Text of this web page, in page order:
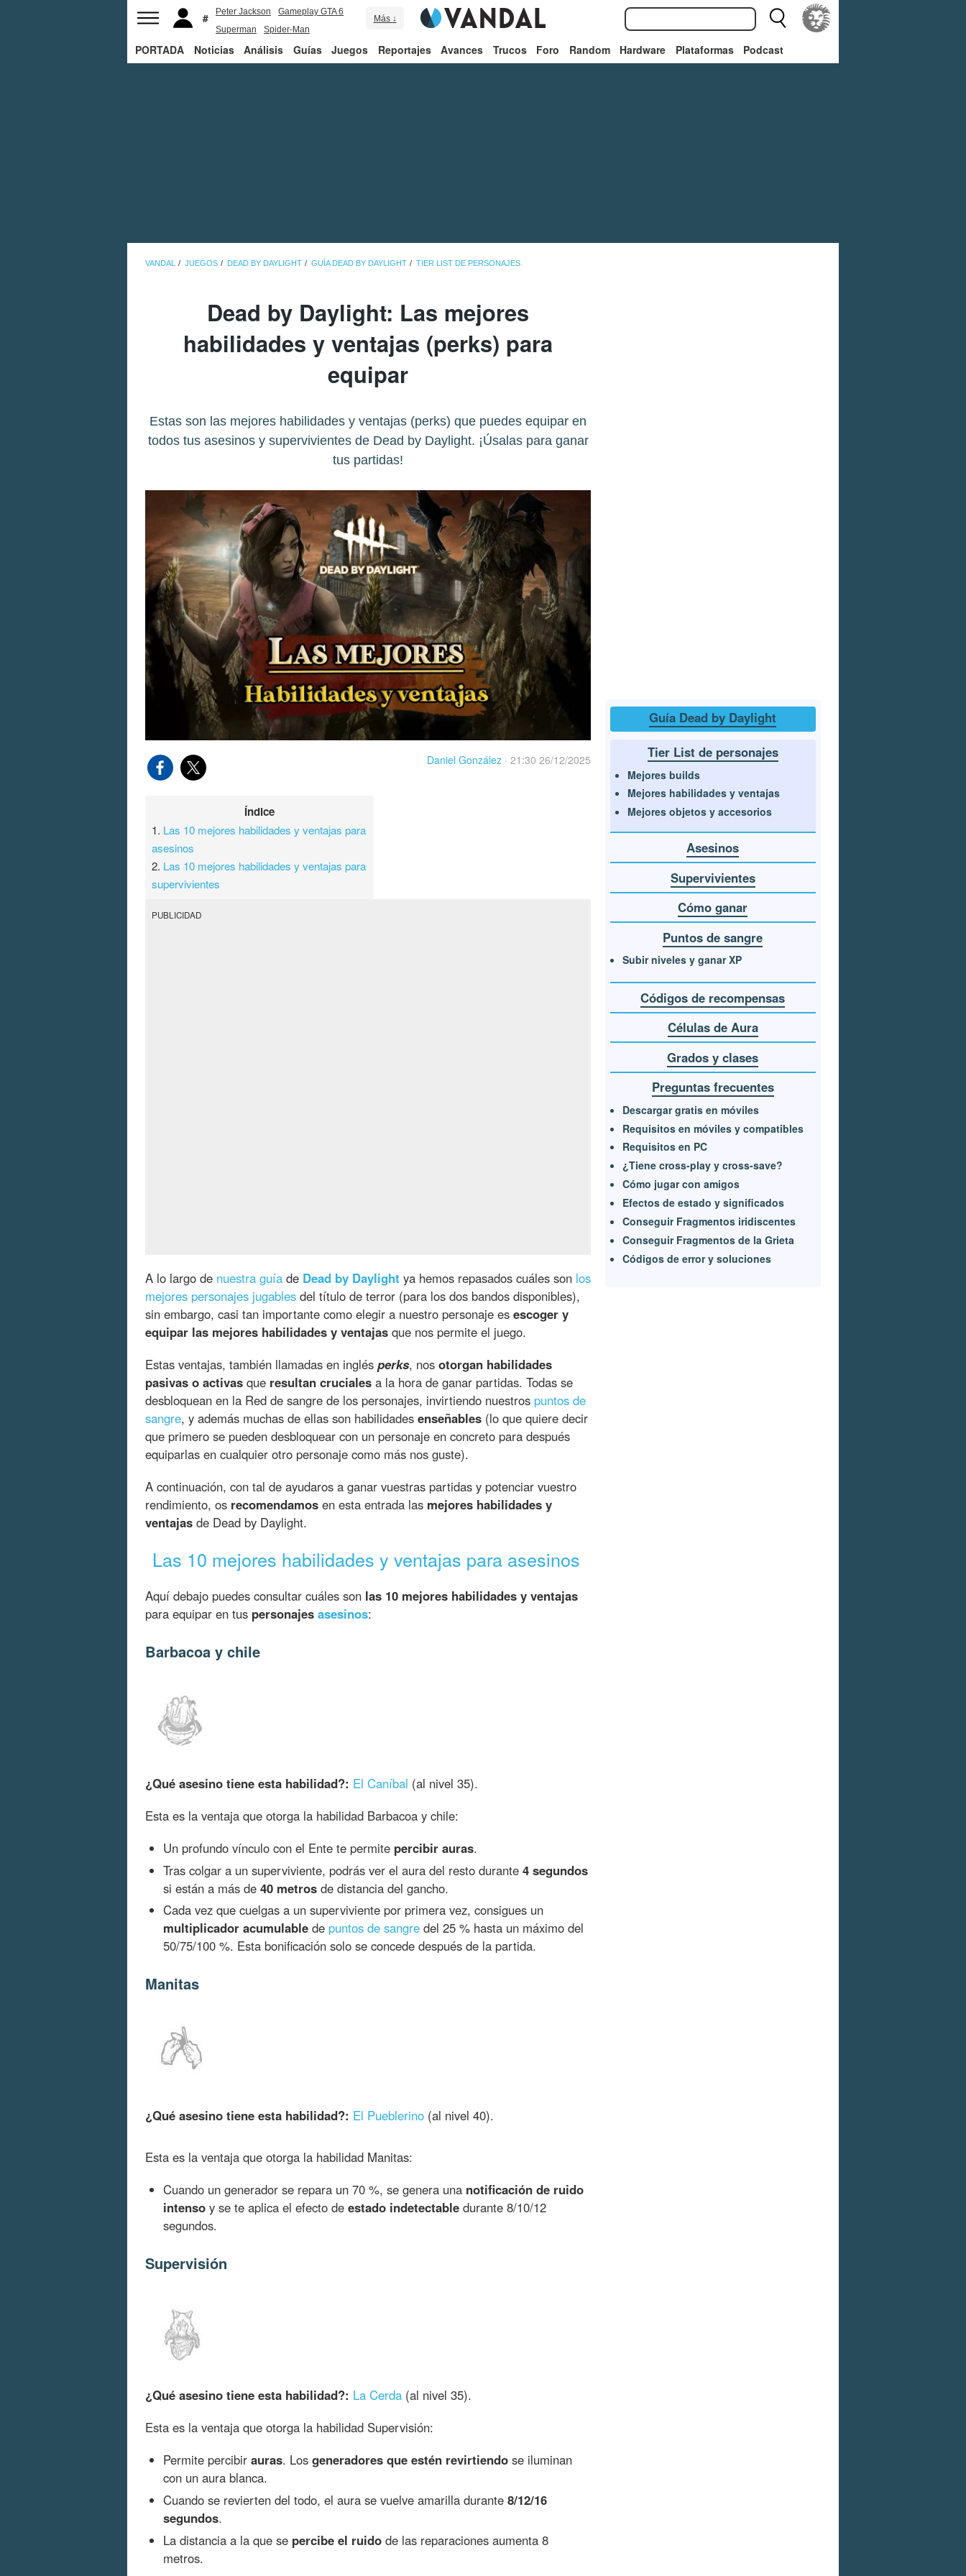
Peter Jackson
Gameplay GTA 6
Superman
Spider-Man
Más ↓
PORTADA Noticias Análisis Guías Juegos Reportajes Avances Trucos Foro Random Hardware Plataformas Podcast
VANDAL JUEGOS DEAD BY DAYLIGHT GUÍA DEAD BY DAYLIGHT TIER LIST DE PERSONAJES
Dead by Daylight: Las mejores
habilidades y ventajas (perks) para
equipar
Estas son las mejores habilidades y ventajas (perks) que puedes equipar en
todos tus asesinos y supervivientes de Dead by Daylight. ¡Úsalas para ganar
tus partidas!
Daniel González · 21:30 26/12/2025
Índice
1. Las 10 mejores habilidades y ventajas para
asesinos
2. Las 10 mejores habilidades y ventajas para
supervivientes
PUBLICIDAD
A lo largo de nuestra guía de Dead by Daylight ya hemos repasados cuáles son los
mejores personajes jugables del título de terror (para los dos bandos disponibles),
sin embargo, casi tan importante como elegir a nuestro personaje es escoger y
equipar las mejores habilidades y ventajas que nos permite el juego.
Estas ventajas, también llamadas en inglés perks, nos otorgan habilidades
pasivas o activas que resultan cruciales a la hora de ganar partidas. Todas se
desbloquean en la Red de sangre de los personajes, invirtiendo nuestros puntos de
sangre, y además muchas de ellas son habilidades enseñables (lo que quiere decir
que primero se pueden desbloquear con un personaje en concreto para después
equiparlas en cualquier otro personaje como más nos guste).
A continuación, con tal de ayudaros a ganar vuestras partidas y potenciar vuestro
rendimiento, os recomendamos en esta entrada las mejores habilidades y
ventajas de Dead by Daylight.
Las 10 mejores habilidades y ventajas para asesinos
Aquí debajo puedes consultar cuáles son las 10 mejores habilidades y ventajas
para equipar en tus personajes asesinos:
Barbacoa y chile
¿Qué asesino tiene esta habilidad?: El Caníbal (al nivel 35).
Esta es la ventaja que otorga la habilidad Barbacoa y chile:
Un profundo vínculo con el Ente te permite percibir auras.
Tras colgar a un superviviente, podrás ver el aura del resto durante 4 segundos
si están a más de 40 metros de distancia del gancho.
Cada vez que cuelgas a un superviviente por primera vez, consigues un
multiplicador acumulable de puntos de sangre del 25 % hasta un máximo del
50/75/100 %. Esta bonificación solo se concede después de la partida.
Manitas
¿Qué asesino tiene esta habilidad?: El Pueblerino (al nivel 40).
Esta es la ventaja que otorga la habilidad Manitas:
Cuando un generador se repara un 70 %, se genera una notificación de ruido
intenso y se te aplica el efecto de estado indetectable durante 8/10/12
segundos.
Supervisión
¿Qué asesino tiene esta habilidad?: La Cerda (al nivel 35).
Esta es la ventaja que otorga la habilidad Supervisión:
Permite percibir auras. Los generadores que estén revirtiendo se iluminan
con un aura blanca.
Cuando se revierten del todo, el aura se vuelve amarilla durante 8/12/16
segundos.
La distancia a la que se percibe el ruido de las reparaciones aumenta 8
metros.
Guía Dead by Daylight
Tier List de personajes
Mejores builds
Mejores habilidades y ventajas
Mejores objetos y accesorios
Asesinos
Supervivientes
Cómo ganar
Puntos de sangre
Subir niveles y ganar XP
Códigos de recompensas
Células de Aura
Grados y clases
Preguntas frecuentes
Descargar gratis en móviles
Requisitos en móviles y compatibles
Requisitos en PC
¿Tiene cross-play y cross-save?
Cómo jugar con amigos
Efectos de estado y significados
Conseguir Fragmentos iridiscentes
Conseguir Fragmentos de la Grieta
Códigos de error y soluciones